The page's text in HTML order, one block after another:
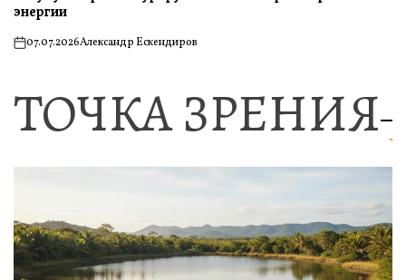
энергии
on07.07.2026Александр Ескендиров
ТОЧКА ЗРЕНИЯ